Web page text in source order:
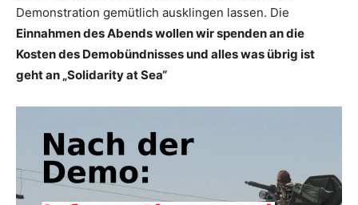
Demonstration gemütlich ausklingen lassen. Die
Einnahmen des Abends wollen wir spenden an die
Kosten des Demobündnisses und alles was übrig ist
geht an „Solidarity at Sea“